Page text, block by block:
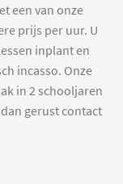
een van onze
prijs per uur. U
inplant en
incasso. Onze
in 2 schooljaren
gerust contact